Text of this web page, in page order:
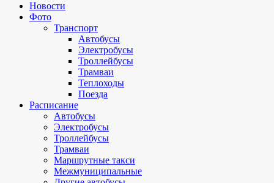
Новости
Фото
Транспорт
Автобусы
Электробусы
Троллейбусы
Трамваи
Теплоходы
Поезда
Расписание
Автобусы
Электробусы
Троллейбусы
Трамваи
Маршрутные такси
Межмуниципальные